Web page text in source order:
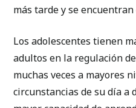
más tarde y se
Los adolescentes tienen
adultos en la regulación
muchas veces a mayores
circunstancias de su día a